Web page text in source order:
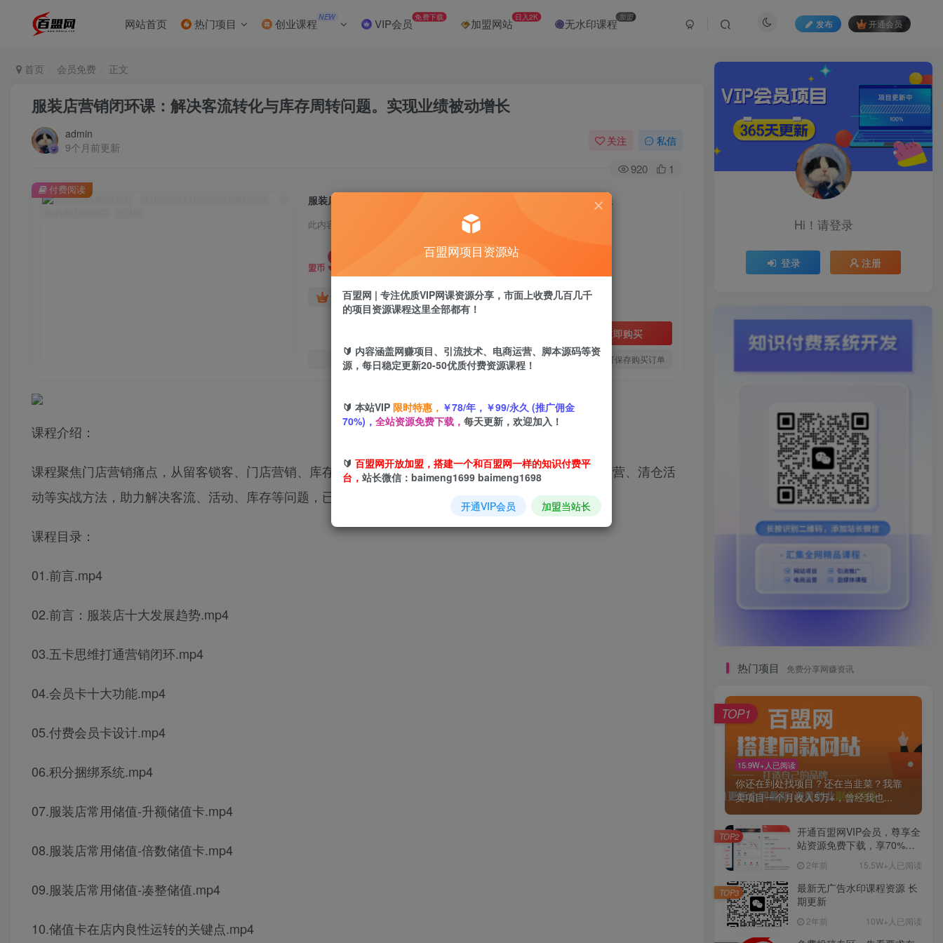
网站首页 热门项目 创业课程 NEW VIP会员 免费下载 加盟网站 日入2K 无水印课程 加盟
发布 开通会员
首页 会员免费 正文
服装店营销闭环课：解决客流转化与库存周转问题。实现业绩被动增长
admin
9个月前更新
关注 私信
920 1
服装店营销闭环课：解决客流转化与库存周转问题。实现业绩被动增长
此内容为付费阅读，请付费后查看
盟币 9.9
黄金会员免费 超级会员免费
立即购买
您当前未登录！建议登陆后购买，可保存购买订单
付费阅读
课程介绍：
课程聚焦门店营销痛点，从留客锁客、门店营销、库存清理等方面，传授五卡思维、会员卡设计、社群运营、清仓活
动等实战方法，助力解决客流、活动、库存等问题，已有众多学员通过课程实现业绩增长。
课程目录：
01.前言.mp4
02.前言：服装店十大发展趋势.mp4
03.五卡思维打通营销闭环.mp4
04.会员卡十大功能.mp4
05.付费会员卡设计.mp4
06.积分捆绑系统.mp4
07.服装店常用储值-升额储值卡.mp4
08.服装店常用储值-倍数储值卡.mp4
09.服装店常用储值-凑整储值.mp4
10.储值卡在店内良性运转的关键点.mp4
Hi！请登录
登录 注册
热门项目 免费分享网赚资讯
15.9W+人已阅读
你还在到处找项目？还在当韭菜？我靠
卖项目一个月收入5万+，曾经我也...
TOP1
开通百盟网VIP会员，尊享全
站资源免费下载，享70%的
惠】2年前 15.5W+人已阅读
TOP2
最新无广告水印课程资源 长
期更新
2年前 10W+人已阅读
TOP3
百盟网项目资源站
百盟网 | 专注优质VIP网课资源分享，市面上收费几百几千
的项目资源课程这里全部都有！
🔰 内容涵盖网赚项目、引流技术、电商运营、脚本源码等资
源，每日稳定更新20-50优质付费资源课程！
🔰 本站VIP 限时特惠， ￥78/年，￥99/永久 (推广佣金
70%)， 全站资源免费下载， 每天更新，欢迎加入！
🔰 百盟网开放加盟，搭建一个和百盟网一样的知识付费平
台， 站长微信：baimeng1699 baimeng1698
开通VIP会员 加盟当站长